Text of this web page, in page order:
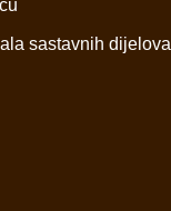
sastavnih dijelova